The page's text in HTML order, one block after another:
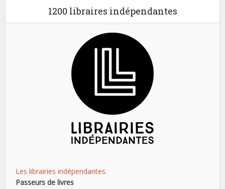
1200 libraires indépendantes
Les librairies indépendantes.
Passeurs de livres